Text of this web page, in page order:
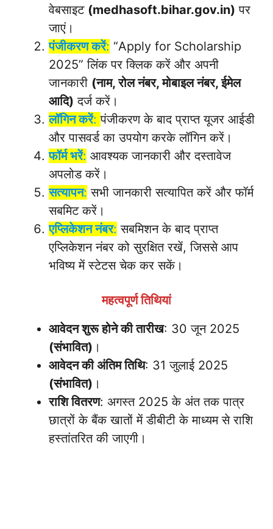
वेबसाइट (medhasoft.bihar.gov.in) पर
जाएं।
पंजीकरण करें: “Apply for Scholarship
2025” लिंक पर क्लिक करें और अपनी
जानकारी (नाम, रोल नंबर, मोबाइल नंबर, ईमेल
आदि) दर्ज करें।
लॉगिन करें:पंजीकरण के बाद प्राप्त यूजर आईडी
और पासवर्ड का उपयोग करके लॉगिन करें।
फॉर्म भरें: आवश्यक जानकारी और दस्तावेज
अपलोड करें।
सत्यापन: सभी जानकारी सत्यापित करें और फॉर्म
सबमिट करें।
एप्लिकेशन नंबर: सबमिशन के बाद प्राप्त
एप्लिकेशन नंबर को सुरक्षित रखें, जिससे आप
भविष्य में स्टेटस चेक कर सकें।
महत्वपूर्ण तिथियां
आवेदन शुरू होने की तारीख: 30 जून 2025
(संभावित) ।
आवेदन की अंतिम तिथि: 31 जुलाई 2025
(संभावित) ।
राशि वितरण: अगस्त 2025 के अंत तक पात्र
छात्रों के बैंक खातों में डीबीटी के माध्यम से राशि
हस्तांतरित की जाएगी।